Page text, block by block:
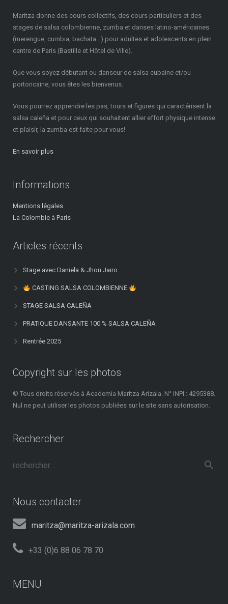
Maritza donne des cours collectifs, des cours particuliers et des
stages de salsa colombienne, zumba et danses latino-américaines
(merengue, cumbia, bachata…) pour adultes et adolescents en plein
centre de Paris (Bastille et Hôtel de Ville).
Que vous soyez débutant ou danseur de salsa cubaine et/ou
portoricaine, vous êtes les bienvenus.
Vous pourrez apprendre les pas, tours et figures qui caractérisent la
salsa caleña et pour ceux qui souhaitent allier effort physique intense
et plaisir, la zumba est faite pour vous!
En savoir plus
Informations
Mentions légales
La Colombie à Paris
Articles récents
Stage avec Daniela & Jhon Jairo
CASTING SALSA COLOMBIENNE
STAGE SALSA CALEÑA
PRATIQUE DANSANTE 100 % SALSA CALEÑA
Rentrée 2025
Copyright sur les photos
© Tous droits réservés à Academia Maritza Arizala. N° INPI : 4295388.
Nul ne peut utiliser les photos publiées sur le site sans autorisation.
Rechercher
Nous contacter
maritza@maritza-arizala.com
+33 (0)6 88 06 78 70
MENU